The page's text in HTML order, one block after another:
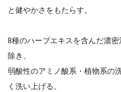
と健やかさをもたらす。
8種のハーブエキスを含んだ濃
除き、
弱酸性のアミノ酸系・植物系の
く洗い上げる。